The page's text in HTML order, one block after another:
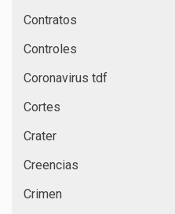
Contratos
Controles
Coronavirus tdf
Cortes
Crater
Creencias
Crimen